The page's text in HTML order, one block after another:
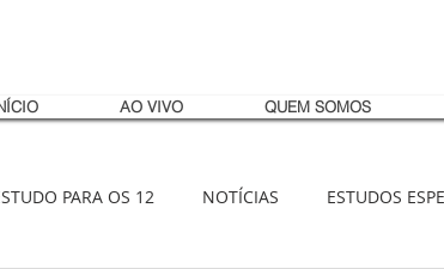
AO VIVO QUEM SOMOS
PARA OS 12 NOTÍCIAS ESTUDOS